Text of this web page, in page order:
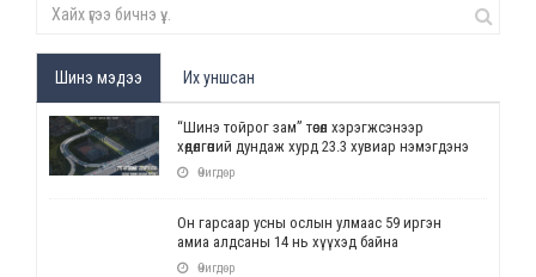
Шинэ мэдээ Их уншсан
“Шинэ тойрог зам” төсөл хэрэгжсэнээр
хөдөлгөөний дундаж хурд 23.3 хувиар нэмэгдэнэ
Өчигдөр
Он гарсаар усны ослын улмаас 59 иргэн
амиа алдсаны 14 нь хүүхэд байна
Өчигдөр